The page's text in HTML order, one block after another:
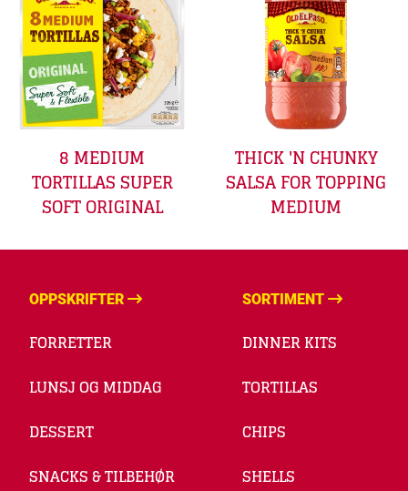
8 MEDIUM
TORTILLAS SUPER
SOFT ORIGINAL
THICK 'N CHUNKY
SALSA FOR TOPPING
MEDIUM
OPPSKRIFTER
FORRETTER
LUNSJ OG MIDDAG
DESSERT
SNACKS & TILBEHØR
SORTIMENT
DINNER KITS
TORTILLAS
CHIPS
SHELLS